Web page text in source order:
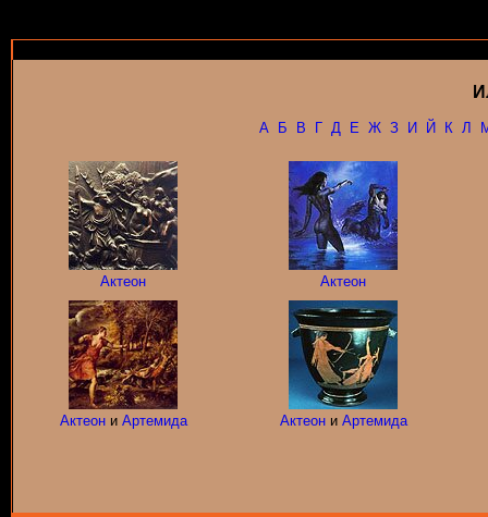
А Б В Г Д Е Ж З И Й К Л
Актеон Актеон
Актеони Артемида Актеони Артемида